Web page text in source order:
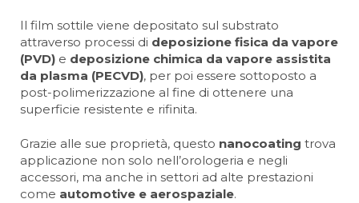
Il film sottile viene depositato sul substrato
attraverso processi di deposizione fisica da vapore
(PVD) e deposizione chimica da vapore assistita
da plasma (PECVD), per poi essere sottoposto a
post-polimerizzazione al fine di ottenere una
superficie resistente e rifinita.
Grazie alle sue proprietà, questo nanocoating trova
applicazione non solo nell’orologeria e negli
accessori, ma anche in settori ad alte prestazioni
come automotive e aerospaziale.